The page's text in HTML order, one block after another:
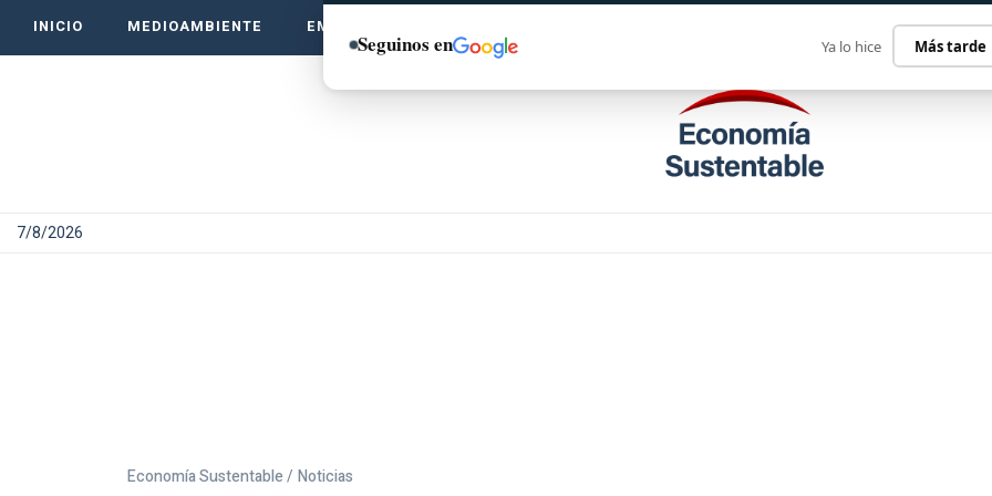
INICIO MEDIOAMBIENTE EMPRENDE VERDE
7/8/2026
Economía Sustentable / Noticias
Seguinos en Ya lo hice Más tarde